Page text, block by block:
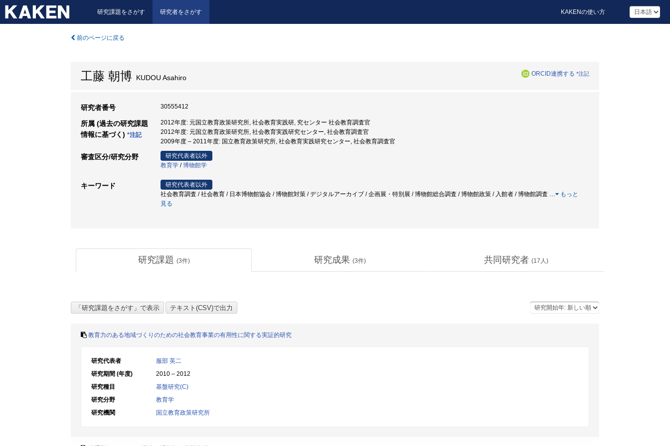
研究課題をさがす 研究者をさがす KAKENの使い方
前のページに戻る
工藤 朝博 KUDOU Asahiro ORCID連携する *注記
研究者番号 30555412
所属 (過去の研究課題
情報に基づく) *注記
2012年度: 元国立教育政策研究所, 社会教育実践研, 究センター 社会教育調査官
2012年度: 元国立教育政策研究所, 社会教育実践研究センター, 社会教育調査官
2009年度 – 2011年度: 国立教育政策研究所, 社会教育実践研究センター, 社会教育調査官
審査区分/研究分野
研究代表者以外
教育学 /博物館学
キーワード
研究代表者以外
社会教育調査 / 社会教育 / 日本博物館協会 / 博物館対策 / デジタルアーカイブ / 企画展・特別展 / 博物館総合調査 / 博物館政策 / 入館者 / 博物館調査 …
もっと
見る
研究課題 (3件) 研究成果 (3件) 共同研究者 (17 人)
教育力のある地域づくりのための社会教育事業の有用性に関する実証的研究
研究代表者
服部 英二
研究期間 (年度)
2010 – 2012
研究種目
基盤研究(C)
研究分野
教育学
研究機関
国立教育政策研究所